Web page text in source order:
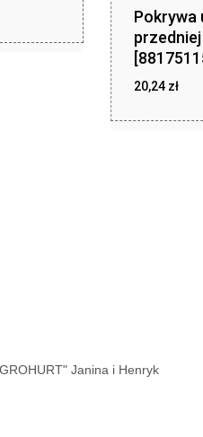
Pokrywa
20,24 zł
Janina i Henryk